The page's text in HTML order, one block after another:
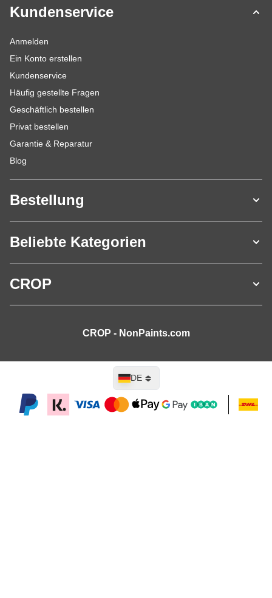
Kundenservice
Anmelden
Ein Konto erstellen
Kundenservice
Häufig gestellte Fragen
Geschäftlich bestellen
Privat bestellen
Garantie & Reparatur
Blog
Bestellung
Beliebte Kategorien
CROP
CROP - NonPaints.com
Sprache
DE